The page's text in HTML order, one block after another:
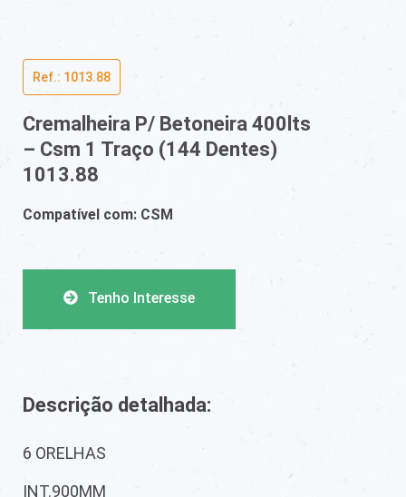
Ref.: 1013.88
Cremalheira P/ Betoneira 400lts
– Csm 1 Traço (144 Dentes)
1013.88
Compatível com: CSM
Tenho Interesse
Descrição detalhada:
6 ORELHAS
INT.900MM